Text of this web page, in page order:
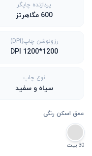
پردازنده چاپگر
600 مگاهرتز
رزولوشن چاپ(DPI)
1200*1200 DPI
نوع چاپ
سیاه و سفید
عمق اسکن رنگی
30 بیت